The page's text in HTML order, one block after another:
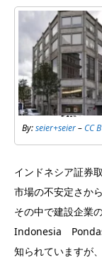
By:seier+seier–CC
インドネシア証券
市場の不安定さか
その中で建設企業
Indonesia
知られていますが